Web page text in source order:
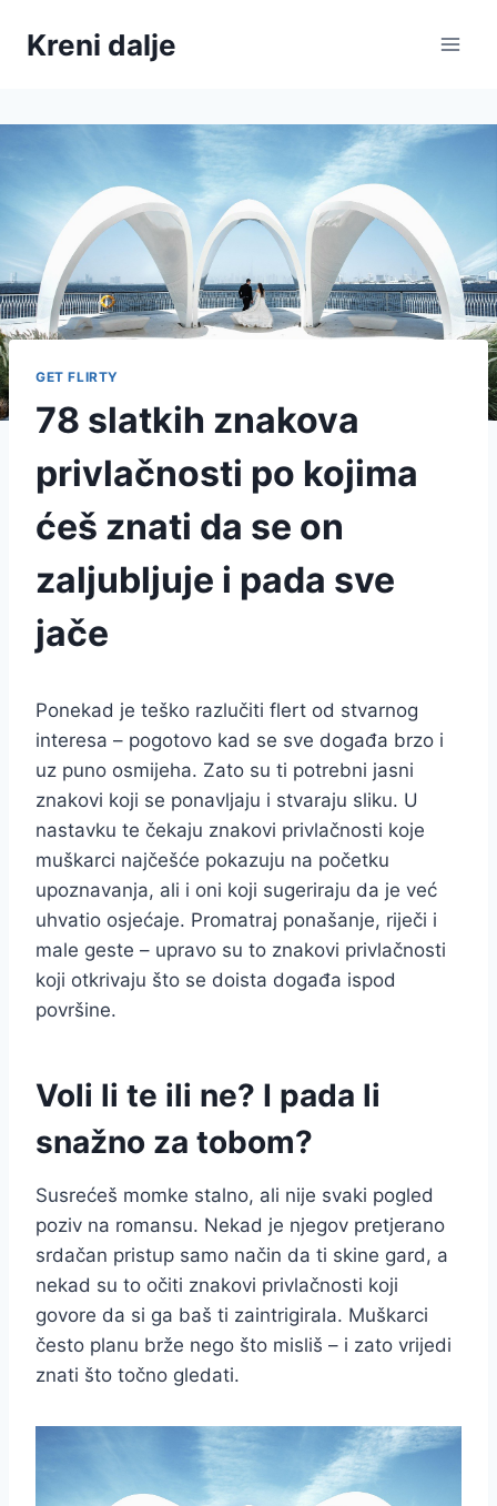
Kreni dalje
GET FLIRTY
78 slatkih znakova
privlačnosti po kojima
ćeš znati da se on
zaljubljuje i pada sve
jače
Ponekad je teško razlučiti flert od stvarnog
interesa – pogotovo kad se sve događa brzo i
uz puno osmijeha. Zato su ti potrebni jasni
znakovi koji se ponavljaju i stvaraju sliku. U
nastavku te čekaju znakovi privlačnosti koje
muškarci najčešće pokazuju na početku
upoznavanja, ali i oni koji sugeriraju da je već
uhvatio osjećaje. Promatraj ponašanje, riječi i
male geste – upravo su to znakovi privlačnosti
koji otkrivaju što se doista događa ispod
površine.
Voli li te ili ne? I pada li
snažno za tobom?
Susrećeš momke stalno, ali nije svaki pogled
poziv na romansu. Nekad je njegov pretjerano
srdačan pristup samo način da ti skine gard, a
nekad su to očiti znakovi privlačnosti koji
govore da si ga baš ti zaintrigirala. Muškarci
često planu brže nego što misliš – i zato vrijedi
znati što točno gledati.